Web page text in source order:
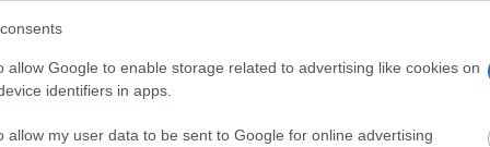
allow Google to enable storage related to advertising like cookies on
identifiers in apps.
allow my user data to be sent to Google for online advertising
de auténtico lujo,protagonizado por grandes figuras del
Reyes Montoya y Francisco Javier Heredia.